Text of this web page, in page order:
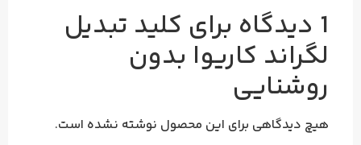
1 دیدگاه برای کلید تبدیل
لگراند کاریوا بدون
روشنایی
هیچ دیدگاهی برای این محصول نوشته نشده است.